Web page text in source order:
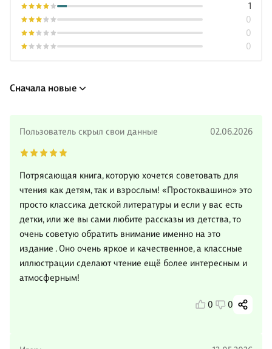
0
0
0
1
Сначала новые
Пользователь скрыл свои данные 02.06.2026
Потрясающая книга, которую хочется советовать для
чтения как детям, так и взрослым! «Простоквашино» это
просто классика детской литературы и если у вас есть
детки, или же вы сами любите рассказы из детства, то
очень советую обратить внимание именно на это
издание . Оно очень яркое и качественное, а классные
иллюстрации сделают чтение ещё более интересным и
атмосферным!
0 0